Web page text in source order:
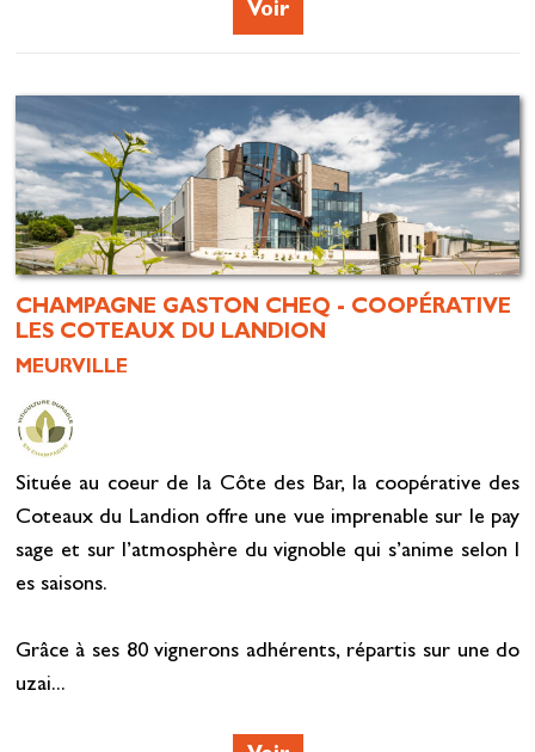
Voir
CHAMPAGNE GASTON CHEQ - COOPÉRATIVE
LES COTEAUX DU LANDION
MEURVILLE
Située au coeur de la Côte des Bar, la coopérative des
Coteaux du Landion offre une vue imprenable sur le pay
sage et sur l’atmosphère du vignoble qui s’anime selon l
es saisons.
Grâce à ses 80 vignerons adhérents, répartis sur une do
uzai...